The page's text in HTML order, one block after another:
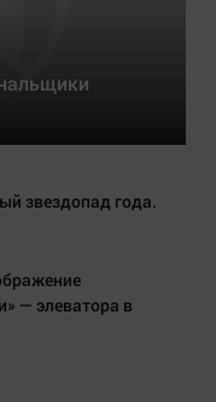
звездопад года.
— элеватора в